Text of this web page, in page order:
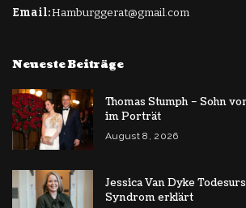
Email:Hamburggerat@gmail.com
Neueste Beiträge
Thomas Stumph – Sohn
im Porträt
August 8, 2026
Jessica Van Dyke
Syndrom erklärt